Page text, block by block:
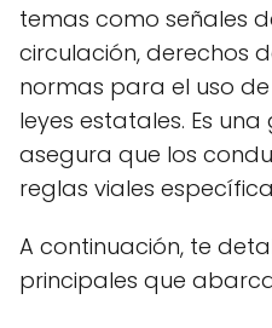
temas como señales
circulación, derechos
normas para el uso
leyes estatales. Es
asegura que los
reglas viales
A continuación, te
principales que